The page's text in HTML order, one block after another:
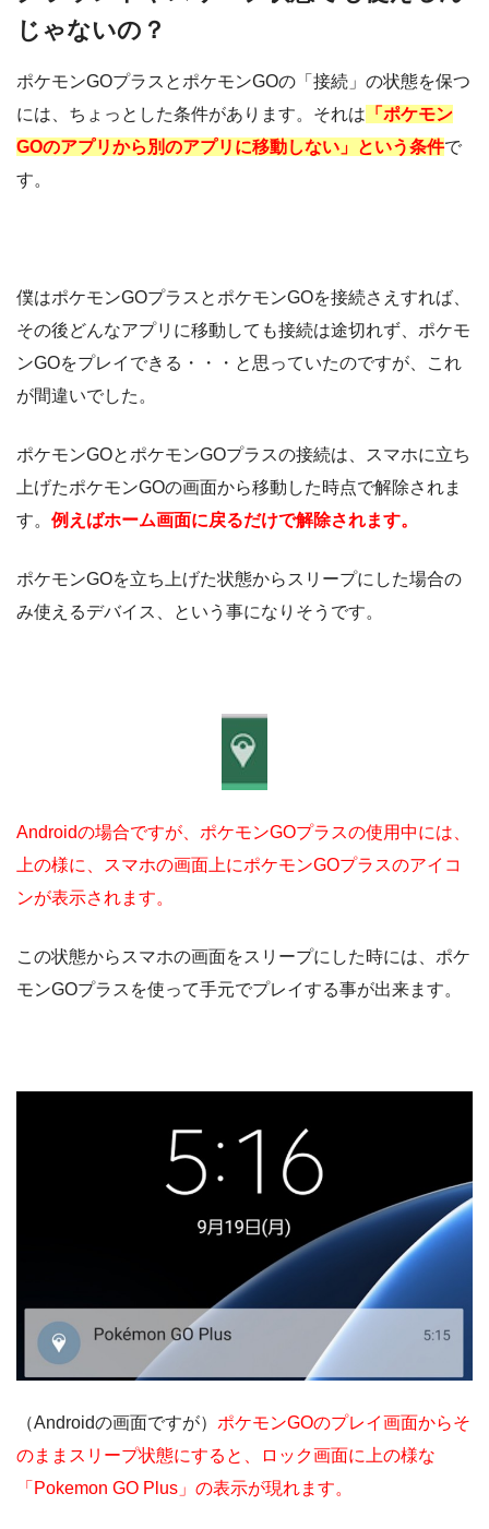
じゃないの？
ポケモンGOプラスとポケモンGOの「接続」の状態を保つ
には、ちょっとした条件があります。それは 「ポケモン
GOのアプリから別のアプリに移動しない」という条件で
す。
僕はポケモンGOプラスとポケモンGOを接続さえすれば、
その後どんなアプリに移動しても接続は途切れず、ポケモ
ンGOをプレイできる・・・と思っていたのですが、これ
が間違いでした。
ポケモンGOとポケモンGOプラスの接続は、スマホに立ち
上げたポケモンGOの画面から移動した時点で解除されま
す。 例えばホーム画面に戻るだけで解除されます。
ポケモンGOを立ち上げた状態からスリープにした場合の
み使えるデバイス、という事になりそうです。
Androidの場合ですが、ポケモンGOプラスの使用中には、
上の様に、スマホの画面上にポケモンGOプラスのアイコ
ンが表示されます。
この状態からスマホの画面をスリープにした時には、ポケ
モンGOプラスを使って手元でプレイする事が出来ます。
（Androidの画面ですが） ポケモンGOのプレイ画面からそ
のままスリープ状態にすると、ロック画面に上の様な
「Pokemon GO Plus」の表示が現れます。